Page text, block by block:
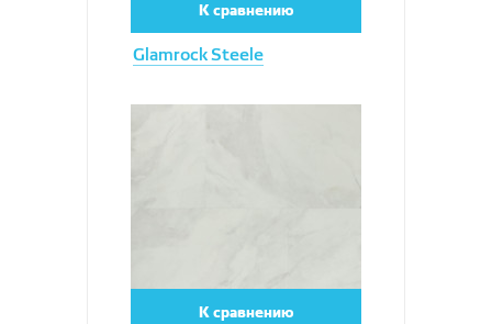
Glamrock Steele
К сравнению
К сравнению